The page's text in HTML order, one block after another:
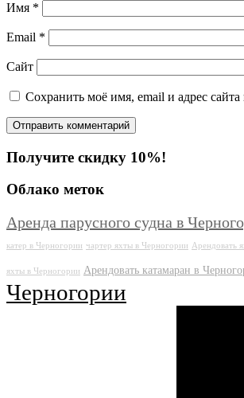
Имя *
Email *
Сайт
Сохранить моё имя, email и адрес
Получите скидку 10%!
Облако меток
Аренда парусного судна в
катер в Черногории чартер яхты в Черногории Арендовать
яхты в Черногории Арендовать катамаран в
Черногории